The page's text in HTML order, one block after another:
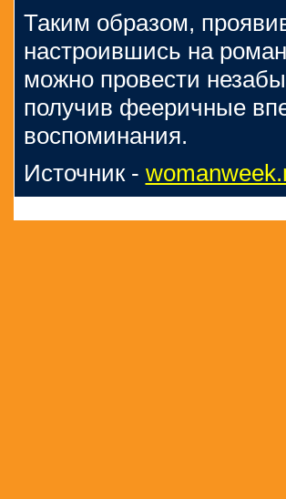
Таким образом,
настроившись на
можно провести
получив фееричные
воспоминания.
Источник -